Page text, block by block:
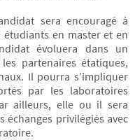
sera encouragé à
étudiants en master et en
évoluera dans un
partenaires étatiques,
Il pourra s’impliquer
par les laboratoires
ailleurs, elle ou il sera
échanges privilégiés avec